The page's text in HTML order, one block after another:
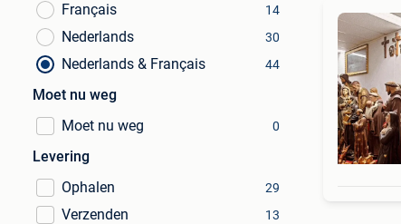
Français
14
Nederlands 30
Nederlands & Français 44
Moet nu weg
Moet nu weg
0
Levering
Ophalen
29
Verzenden 13